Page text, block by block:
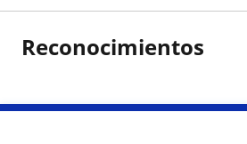
Reconocimientos